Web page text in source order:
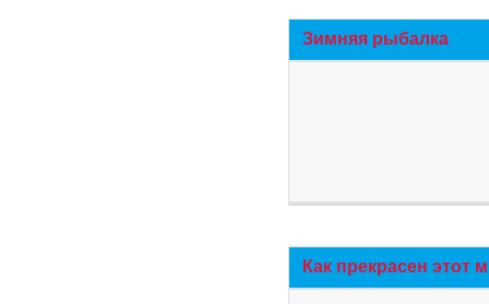
Зимняя рыбалка
Как прекрасен этот